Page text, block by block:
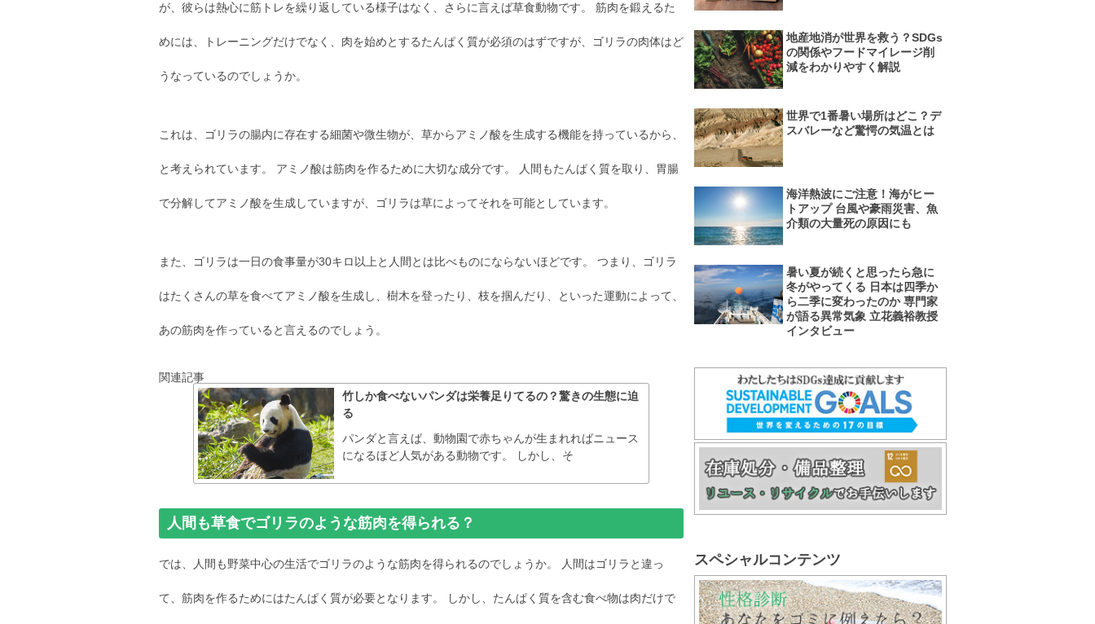
が、彼らは熱心に筋トレを繰り返している様子はなく、さらに言えば草食動物です。 筋肉を鍛えるた
めには、トレーニングだけでなく、肉を始めとするたんぱく質が必須のはずですが、ゴリラの肉体はど
うなっているのでしょうか。
これは、ゴリラの腸内に存在する細菌や微生物が、草からアミノ酸を生成する機能を持っているから、
と考えられています。 アミノ酸は筋肉を作るために大切な成分です。 人間もたんぱく質を取り、胃腸
で分解してアミノ酸を生成していますが、ゴリラは草によってそれを可能としています。
また、ゴリラは一日の食事量が30キロ以上と人間とは比べものにならないほどです。 つまり、ゴリラ
はたくさんの草を食べてアミノ酸を生成し、樹木を登ったり、枝を掴んだり、といった運動によって、
あの筋肉を作っていると言えるのでしょう。
関連記事
竹しか食べないパンダは栄養足りてるの？驚きの生態に迫
る
パンダと言えば、動物園で赤ちゃんが生まれればニュース
になるほど人気がある動物です。 しかし、そ
人間も草食でゴリラのような筋肉を得られる？
では、人間も野菜中心の生活でゴリラのような筋肉を得られるのでしょうか。 人間はゴリラと違っ
て、筋肉を作るためにはたんぱく質が必要となります。 しかし、たんぱく質を含む食べ物は肉だけで
地産地消が世界を救う？SDGs
の関係やフードマイレージ削
減をわかりやすく解説
世界で1番暑い場所はどこ？デ
スバレーなど驚愕の気温とは
海洋熱波にご注意！海がヒー
トアップ 台風や豪雨災害、魚
介類の大量死の原因にも
暑い夏が続くと思ったら急に
冬がやってくる 日本は四季か
ら二季に変わったのか 専門家
が語る異常気象 立花義裕教授
インタビュー
スペシャルコンテンツ